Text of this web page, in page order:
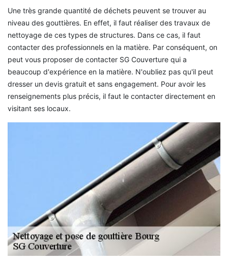
Une très grande quantité de déchets peuvent se trouver au
niveau des gouttières. En effet, il faut réaliser des travaux de
nettoyage de ces types de structures. Dans ce cas, il faut
contacter des professionnels en la matière. Par conséquent, on
peut vous proposer de contacter SG Couverture qui a
beaucoup d'expérience en la matière. N'oubliez pas qu'il peut
dresser un devis gratuit et sans engagement. Pour avoir les
renseignements plus précis, il faut le contacter directement en
visitant ses locaux.